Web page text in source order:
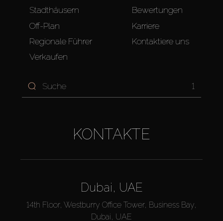
Stadthäusern
Off-Plan
Regionale Führer
Verkaufen
Bewertungen
Karriere
Kontaktiere uns
1
KONTAKTE
Dubai, UAE
14th Floor, Westburry Office Tower, Business Bay,
Dubai, UAE